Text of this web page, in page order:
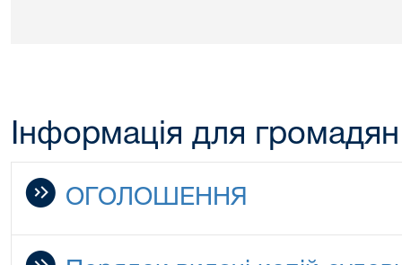
Інформація для громадян
ОГОЛОШЕННЯ